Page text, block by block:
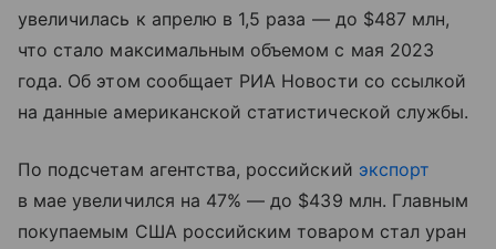
увеличилась к апрелю в 1,5 раза — до $487 млн,
что стало максимальным объемом с мая 2023
года. Об этом сообщает РИА Новости со ссылкой
на данные американской статистической службы.
По подсчетам агентства, российский экспорт
в мае увеличился на 47% — до $439 млн. Главным
покупаемым США российским товаром стал уран